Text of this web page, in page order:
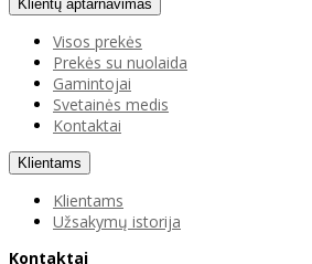
Klientų aptarnavimas
Visos prekės
Prekės su nuolaida
Gamintojai
Svetainės medis
Kontaktai
Klientams
Klientams
Užsakymų istorija
Kontaktai